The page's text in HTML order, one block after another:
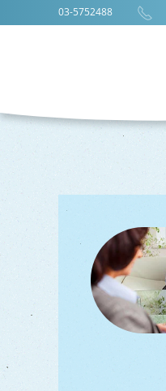
03-5752488